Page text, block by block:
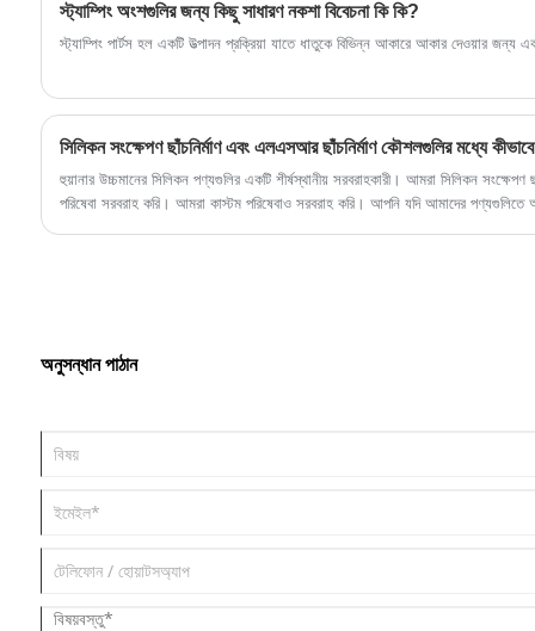
স্ট্যাম্পিং অংশগুলির জন্য কিছু সাধারণ নকশা বিবেচনা কি কি?
স্ট্যাম্পিং পার্টস হল একটি উত্পাদন প্রক্রিয়া যাতে ধাতুকে বিভিন্ন আকারে আকার দেওয়ার জন্য
সিলিকন সংক্ষেপণ ছাঁচনির্মাণ এবং এলএসআর ছাঁচনির্মাণ কৌশলগুলির মধ্যে
হুয়ানার উচ্চমানের সিলিকন পণ্যগুলির একটি শীর্ষস্থানীয় সরবরাহকারী। আমরা সিলিকন
পরিষেবা সরবরাহ করি। আমরা কাস্টম পরিষেবাও সরবরাহ করি। আপনি যদি আমাদের
অনুসন্ধান পাঠান